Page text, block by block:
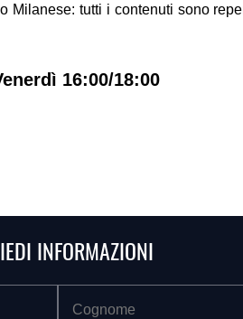
tutti i contenuti sono
16:00/18:00
INFORMAZIONI